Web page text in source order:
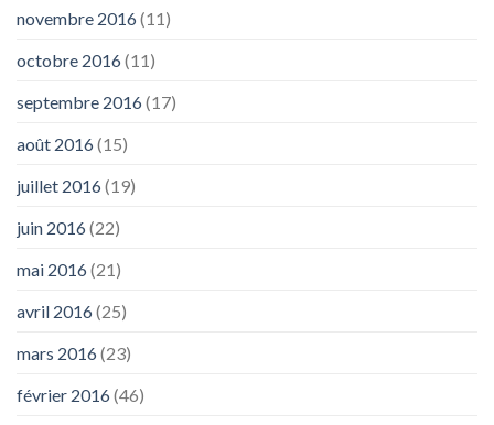
novembre 2016(11)
octobre 2016(11)
septembre 2016(17)
août 2016(15)
juillet 2016(19)
juin 2016(22)
mai 2016(21)
avril 2016(25)
mars 2016(23)
février 2016(46)